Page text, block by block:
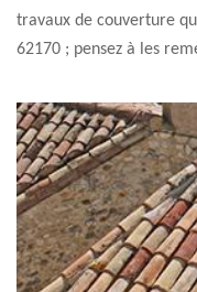
travaux de couverture
62170 ; pensez à les